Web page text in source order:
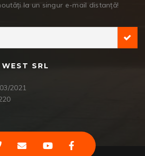
la un singur e-mail distanță!
SRL
2021